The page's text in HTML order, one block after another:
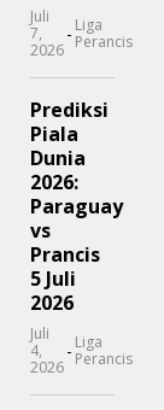
Juli
7,
2026
- Liga
Perancis
Prediksi
Piala
Dunia
2026:
Paraguay
vs
Prancis
5 Juli
2026
Juli
4,
2026
- Liga
Perancis